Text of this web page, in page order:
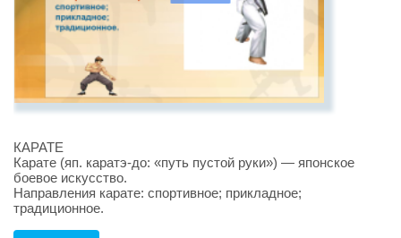
КАРАТЕ
Карате (яп. каратэ-до: «путь пустой руки») — японское
боевое искусство.
Направления карате: спортивное; прикладное;
традиционное.